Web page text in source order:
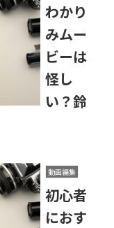
わかり
みムー
ビーは
怪し
い？鈴
動画編集
初心者
におす